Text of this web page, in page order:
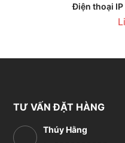
Điện thoại IP
TƯ VẤN ĐẶT HÀNG
Thúy Hằng